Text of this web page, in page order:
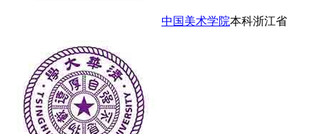
中国美术学院本科浙江省